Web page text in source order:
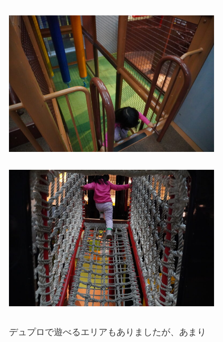
デュプロで遊べるエリアもありましたが、あまり